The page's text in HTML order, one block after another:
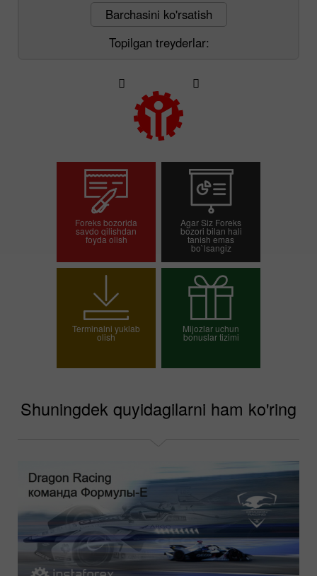
Barchasini ko'rsatish
Topilgan treyderlar:
Foreks bozorida
savdo qilishdan
foyda olish
ochish
Agar Siz Foreks
bozori bilan hali
tanish emas
bo`lsangiz
Demo-hisob-varag'ini
ochish
Terminalni yuklab
olish
Mijozlar uchun
bonuslar tizimi
Shuningdek quyidagilarni ham ko'ring